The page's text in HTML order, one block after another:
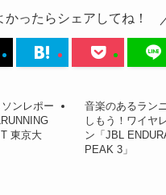
かったらシェアしてね！
ンレポー
東京大
音楽のあるラン
しもう！ワイヤ
ン「JBL
PEAK 3」